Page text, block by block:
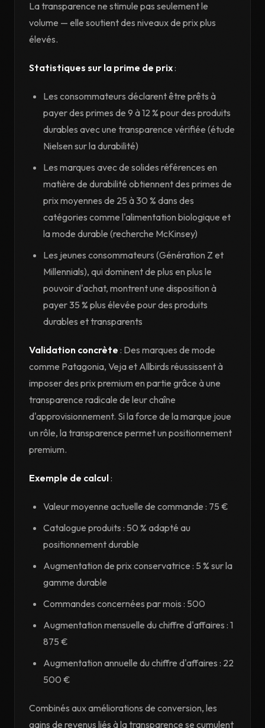
La transparence ne stimule pas seulement le
volume — elle soutient des niveaux de prix plus
élevés.
Statistiques sur la prime de prix:
Les consommateurs déclarent être prêts à
payer des primes de 9 à 12 % pour des produits
durables avec une transparence vérifiée (étude
Nielsen sur la durabilité)
Les marques avec de solides références en
matière de durabilité obtiennent des primes de
prix moyennes de 25 à 30 % dans des
catégories comme l'alimentation biologique et
la mode durable (recherche McKinsey)
Les jeunes consommateurs (Génération Z et
Millennials), qui dominent de plus en plus le
pouvoir d'achat, montrent une disposition à
payer 35 % plus élevée pour des produits
durables et transparents
Validation concrète : Des marques de mode
comme Patagonia, Veja et Allbirds réussissent à
imposer des prix premium en partie grâce à une
transparence radicale de leur chaîne
d'approvisionnement. Si la force de la marque joue
un rôle, la transparence permet un positionnement
premium.
Exemple de calcul:
Valeur moyenne actuelle de commande : 75 €
Catalogue produits : 50 % adapté au
positionnement durable
Augmentation de prix conservatrice : 5 % sur la
gamme durable
Commandes concernées par mois : 500
Augmentation mensuelle du chiffre d'affaires : 1
875 €
Augmentation annuelle du chiffre d'affaires : 22
500 €
Combinés aux améliorations de conversion, les
gains de revenus liés à la transparence se cumulent